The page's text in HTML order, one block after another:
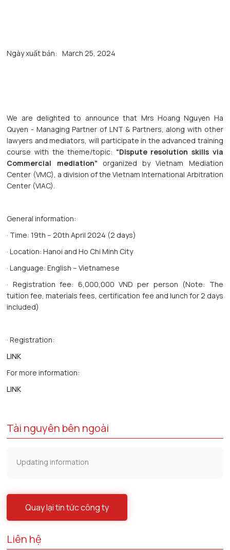
Ngày xuất bản: March 25, 2024
We are delighted to announce that Mrs Hoang Nguyen Ha
Quyen - Managing Partner of LNT & Partners, along with other
lawyers and mediators, will participate in the advanced training
course with the theme/topic: “Dispute resolution skills via
Commercial mediation” organized by Vietnam Mediation
Center (VMC), a division of the Vietnam International Arbitration
Center (VIAC).
General information:
· Time: 19th – 20th April 2024 (2 days)
· Location: Hanoi and Ho Chi Minh City
· Language: English – Vietnamese
· Registration fee: 6,000,000 VND per person (Note: The
tuition fee, materials fees, certification fee and lunch for 2 days
included)
· Registration:
LINK
For more information:
LINK
Tài nguyên bên ngoài
Updating information
Quay lại tin tức công ty
Liên hệ